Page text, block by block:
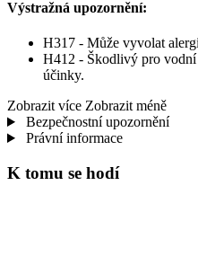
Výstražná upozornění:
H317 - Může vyvolat
H412 - Škodlivý pro
účinky.
Zobrazit více Zobrazit méně
Bezpečnostní upozornění
Právní informace
K tomu se hodí